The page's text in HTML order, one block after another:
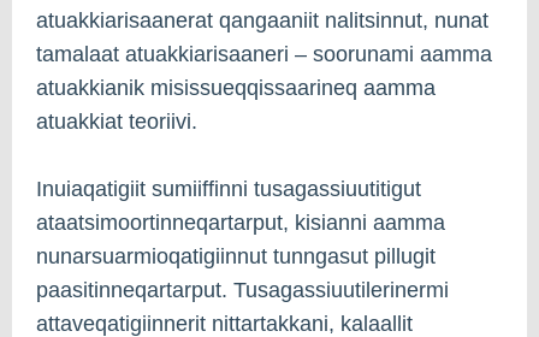
atuakkiarisaanerat qangaaniit nalitsinnut, nunat
tamalaat atuakkiarisaaneri – soorunami aamma
atuakkianik misissueqqissaarineq aamma
atuakkiat teoriivi.
Inuiaqatigiit sumiiffinni tusagassiuutitigut
ataatsimoortinneqartarput, kisianni aamma
nunarsuarmioqatigiinnut tunngasut pillugit
paasitinneqartarput. Tusagassiuutilerinermi
attaveqatigiinnerit nittartakkani, kalaallit